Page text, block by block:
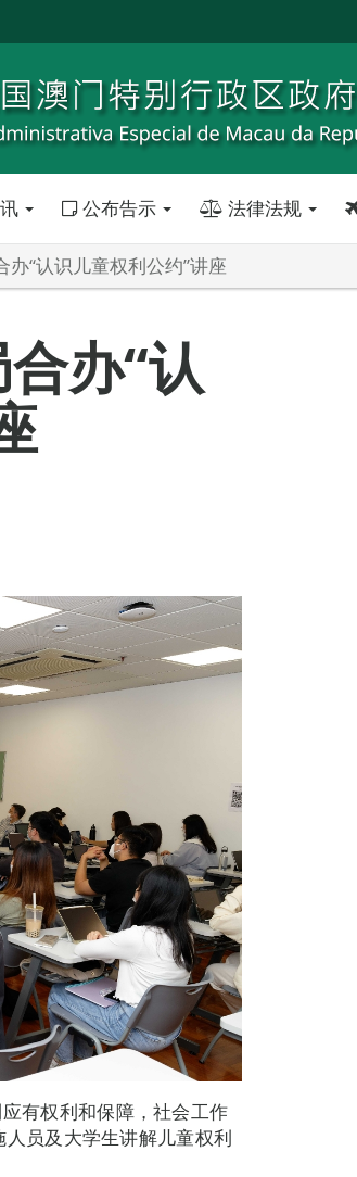
公布告示 法律法规
“认识儿童权利公约”讲座
办“认
有权利和保障，社会工作
人员及大学生讲解儿童权利